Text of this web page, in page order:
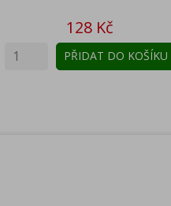
Cena
128 Kč
PŘIDAT DO KOŠÍKU